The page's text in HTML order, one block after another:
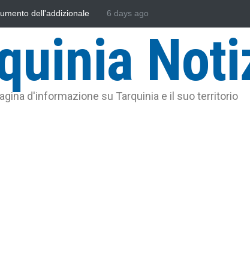
Provinciale di Viterbo
Vincenzo Ferri, un Eroe tarquiniese
6 days ago
d'informazione su Tarquinia e il suo territorio